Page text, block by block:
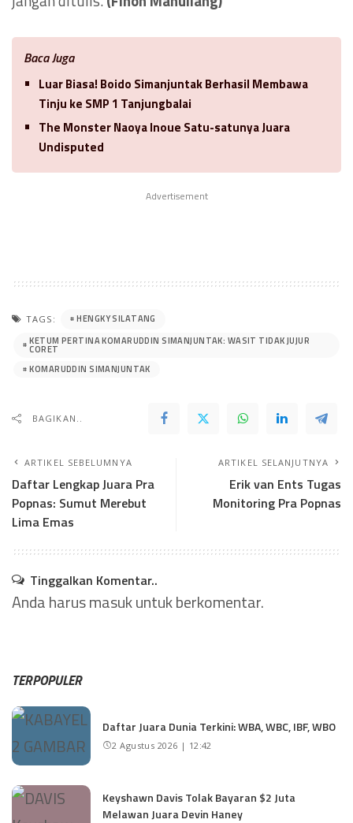
Baca Juga
Luar Biasa! Boido Simanjuntak Berhasil Membawa
Tinju ke SMP 1 Tanjungbalai
The Monster Naoya Inoue Satu-satunya Juara
Undisputed
Advertisement
TAGS:
HENGKY SILATANG
KETUM PERTINA KOMARUDDIN SIMANJUNTAK: WASIT TIDAK JUJUR
CORET
KOMARUDDIN SIMANJUNTAK
BAGIKAN..
ARTIKEL SEBELUMNYA
Daftar Lengkap Juara Pra
Popnas: Sumut Merebut
Lima Emas
ARTIKEL SELANJUTNYA
Erik van Ents Tugas
Monitoring Pra Popnas
Tinggalkan Komentar..
Anda harusmasukuntuk berkomentar.
TERPOPULER
Daftar Juara Dunia Terkini: WBA, WBC, IBF, WBO
2 Agustus 2026 | 12:42
Keyshawn Davis Tolak Bayaran $2 Juta
Melawan Juara Devin Haney